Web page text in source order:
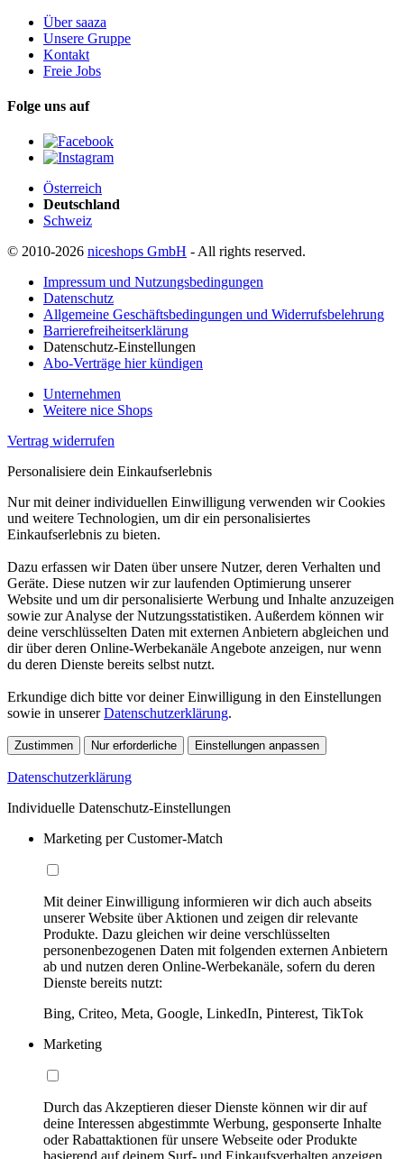
Über saaza
Unsere Gruppe
Kontakt
Freie Jobs
Folge uns auf
Österreich
Deutschland
Schweiz
© 2010-2026 niceshops GmbH - All rights reserved.
Impressum und Nutzungsbedingungen
Datenschutz
Allgemeine Geschäftsbedingungen und Widerrufsbelehrung
Barrierefreiheitserklärung
Datenschutz-Einstellungen
Abo-Verträge hier kündigen
Unternehmen
Weitere nice Shops
Vertrag widerrufen
Personalisiere dein Einkaufserlebnis
Nur mit deiner individuellen Einwilligung verwenden wir Cookies
und weitere Technologien, um dir ein personalisiertes
Einkaufserlebnis zu bieten.
Dazu erfassen wir Daten über unsere Nutzer, deren Verhalten und
Geräte. Diese nutzen wir zur laufenden Optimierung unserer
Website und um dir personalisierte Werbung und Inhalte anzuzeigen
sowie zur Analyse der Nutzungsstatistiken. Außerdem können wir
deine verschlüsselten Daten mit externen Anbietern abgleichen und
dir über deren Online-Werbekanäle Angebote anzeigen, nur wenn
du deren Dienste bereits selbst nutzt.
Erkundige dich bitte vor deiner Einwilligung in den Einstellungen
sowie in unsererDatenschutzerklärung.
Zustimmen Nur erforderliche Einstellungen anpassen
Datenschutzerklärung
Individuelle Datenschutz-Einstellungen
Marketing per Customer-Match
Mit deiner Einwilligung informieren wir dich auch abseits
unserer Website über Aktionen und zeigen dir relevante
Produkte. Dazu gleichen wir deine verschlüsselten
personenbezogenen Daten mit folgenden externen Anbietern
ab und nutzen deren Online-Werbekanäle, sofern du deren
Dienste bereits nutzt:
Bing, Criteo, Meta, Google, LinkedIn, Pinterest, TikTok
Marketing
Durch das Akzeptieren dieser Dienste können wir dir auf
deine Interessen abgestimmte Werbung, gesponserte Inhalte
oder Rabattaktionen für unsere Webseite oder Produkte